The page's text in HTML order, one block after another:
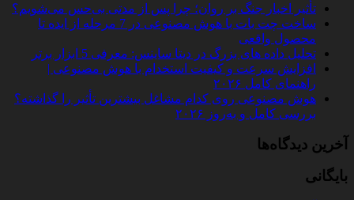
تأثیر اخبار جنگ بر روان؛ چرا پس از مدتی بی‌حس می‌شویم؟
ساخت چت‌ بات با هوش مصنوعی در 7 مرحله از ایده تا
محصول واقعی
تحلیل داده‌ های بزرگ در دیتا ساینس: معرفی 5 ابزار برتر
افزایش سرعت و کیفیت استخدام با هوش مصنوعی |
راهنمای کامل ۲۰۲۶
هوش مصنوعی روی کدام مشاغل بیشترین تأثیر را گذاشته؟
بررسی کامل و به‌روز ۲۰۲۶
آخرین دیدگاه‌ها
بایگانی